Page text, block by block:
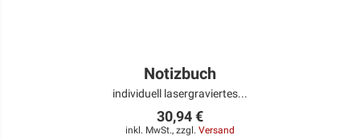
Notizbuch
individuell lasergraviertes...
30,94 €
inkl. MwSt., zzgl. Versand